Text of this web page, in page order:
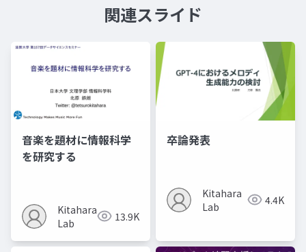
関連スライド
音楽を題材に情報科学
を研究する
Kitahara
Lab
13.9K
卒論発表
Kitahara
Lab
4.4K